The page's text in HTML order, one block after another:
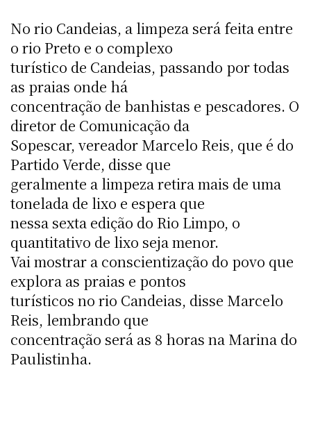
No rio Candeias, a limpeza será feita entre
o rio Preto e o complexo
turístico de Candeias, passando por todas
as praias onde há
concentração de banhistas e pescadores. O
diretor de Comunicação da
Sopescar, vereador Marcelo Reis, que é do
Partido Verde, disse que
geralmente a limpeza retira mais de uma
tonelada de lixo e espera que
nessa sexta edição do Rio Limpo, o
quantitativo de lixo seja menor.
Vai mostrar a conscientização do povo que
explora as praias e pontos
turísticos no rio Candeias, disse Marcelo
Reis, lembrando que
concentração será as 8 horas na Marina do
Paulistinha.